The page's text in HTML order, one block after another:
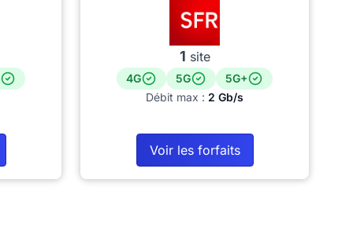
1 site
4G 5G
5G+
Débit max : 2 Gb/s
Voir les forfaits